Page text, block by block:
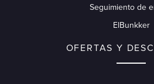
Seguimiento de
ElBunkker
OFERTAS Y